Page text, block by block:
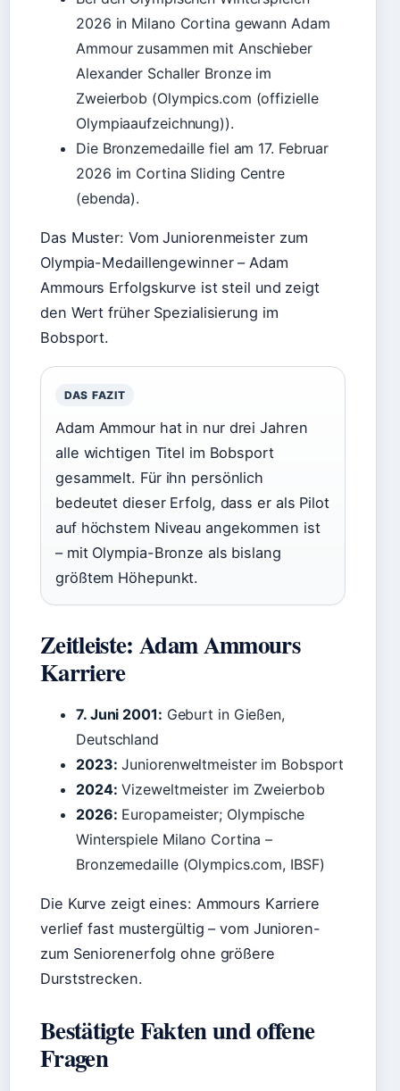
2026 in Milano Cortina gewann Adam
Ammour zusammen mit Anschieber
Alexander Schaller Bronze im
Zweierbob (Olympics.com (offizielle
Olympiaaufzeichnung)).
Die Bronzemedaille fiel am 17. Februar
2026 im Cortina Sliding Centre
(ebenda).
Das Muster: Vom Juniorenmeister zum
Olympia-Medaillengewinner – Adam
Ammours Erfolgskurve ist steil und zeigt
den Wert früher Spezialisierung im
Bobsport.
DAS FAZIT
Adam Ammour hat in nur drei Jahren
alle wichtigen Titel im Bobsport
gesammelt. Für ihn persönlich
bedeutet dieser Erfolg, dass er als Pilot
auf höchstem Niveau angekommen ist
– mit Olympia-Bronze als bislang
größtem Höhepunkt.
Zeitleiste: Adam Ammours
Karriere
7. Juni 2001: Geburt in Gießen,
Deutschland
2023: Juniorenweltmeister im Bobsport
2024: Vizeweltmeister im Zweierbob
2026: Europameister; Olympische
Winterspiele Milano Cortina –
Bronzemedaille (Olympics.com, IBSF)
Die Kurve zeigt eines: Ammours Karriere
verlief fast mustergültig – vom Junioren-
zum Seniorenerfolg ohne größere
Durststrecken.
Bestätigte Fakten und offene
Fragen